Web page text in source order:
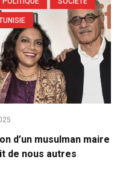
d’un musulman maire
de nous autres